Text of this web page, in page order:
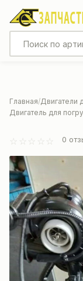
Главная Двигатели
Двигатель для
0